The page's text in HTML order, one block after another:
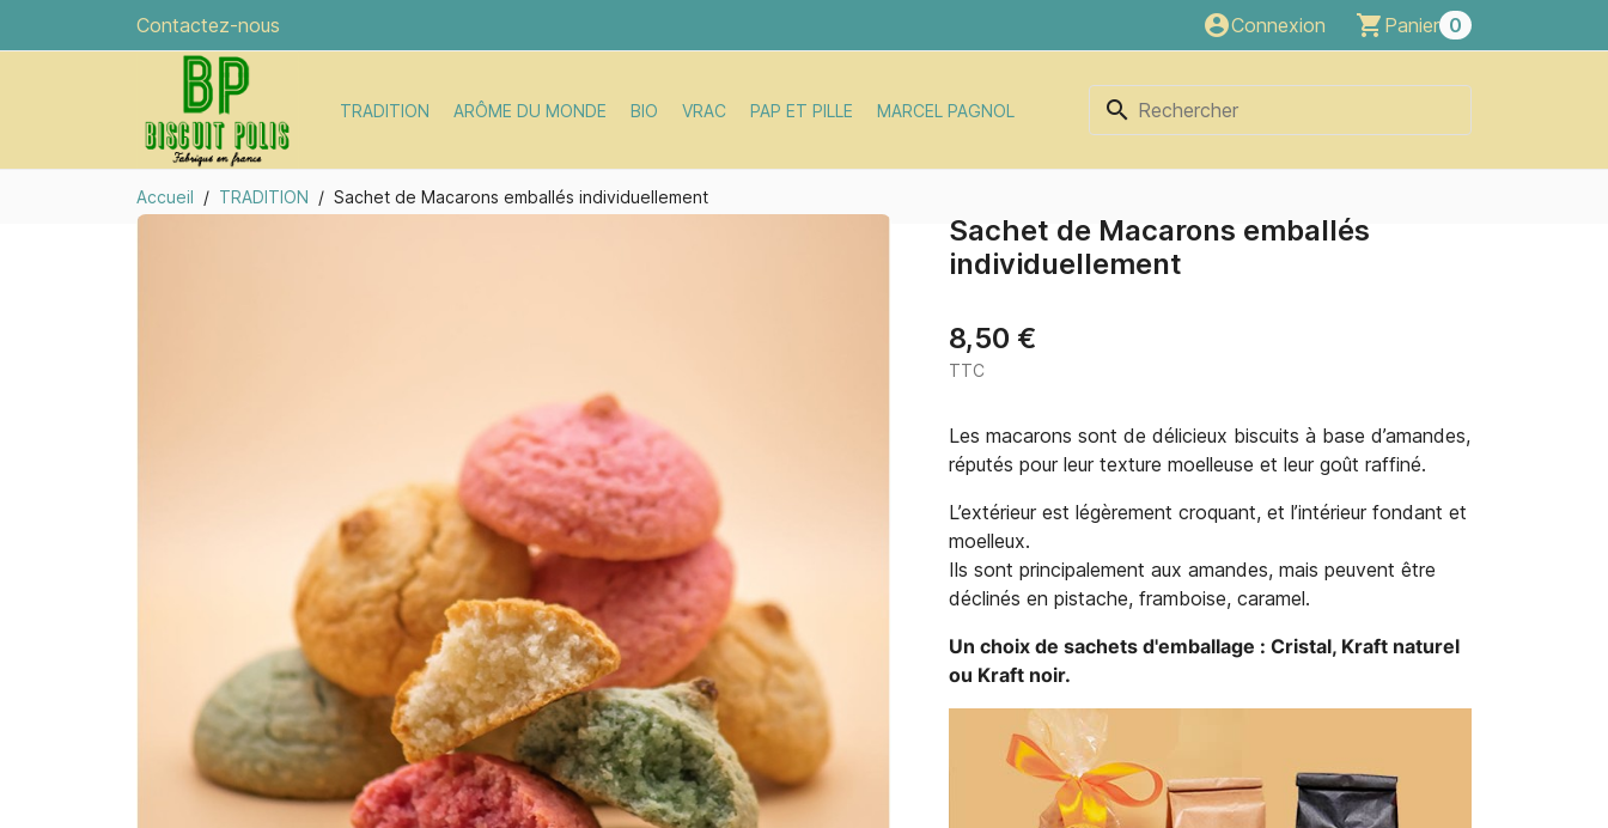
Contactez-nous account_circleConnexion shopping_cart Panier 0
TRADITION ARÔME DU MONDE BIO VRAC PAP ET PILLE MARCEL PAGNOL search
Accueil TRADITION Sachet de Macarons emballés individuellement
Sachet de Macarons emballés
individuellement
8,50 €
TTC
Les macarons sont de délicieux biscuits à base d’amandes,
réputés pour leur texture moelleuse et leur goût raffiné.
L’extérieur est légèrement croquant, et l’intérieur fondant et
moelleux.
Ils sont principalement aux amandes, mais peuvent être
déclinés en pistache, framboise, caramel.
Un choix de sachets d'emballage : Cristal, Kraft naturel
ou Kraft noir.